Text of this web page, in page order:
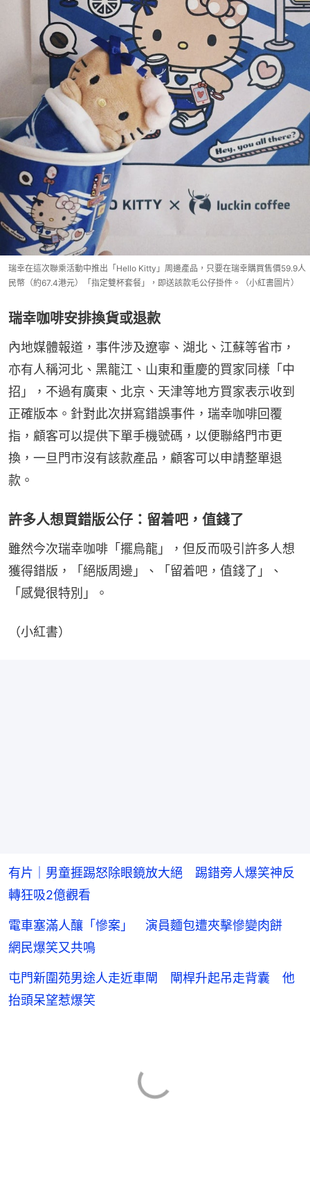
瑞幸在這次聯乘活動中推出「Hello Kitty」周邊產品，只要在瑞幸購買售價59.9人
民幣（約67.4港元）「指定雙杯套餐」，即送該款毛公仔掛件。（小紅書圖片）
瑞幸咖啡安排換貨或退款
內地媒體報道，事件涉及遼寧、湖北、江蘇等省市，
亦有人稱河北、黑龍江、山東和重慶的買家同樣「中
招」，不過有廣東、北京、天津等地方買家表示收到
正確版本。針對此次拼寫錯誤事件，瑞幸咖啡回覆
指，顧客可以提供下單手機號碼，以便聯絡門市更
換，一旦門市沒有該款產品，顧客可以申請整單退
款。
許多人想買錯版公仔：留着吧，值錢了
雖然今次瑞幸咖啡「擺烏龍」，但反而吸引許多人想
獲得錯版，「絕版周邊」、「留着吧，值錢了」、
「感覺很特別」。
（小紅書）
有片｜男童捱踢怒除眼鏡放大絕 踢錯旁人爆笑神反
轉狂吸2億觀看
電車塞滿人釀「慘案」 演員麵包遭夾擊慘變肉餅
網民爆笑又共鳴
屯門新圍苑男途人走近車閘 閘桿升起吊走背囊 他
抬頭呆望惹爆笑